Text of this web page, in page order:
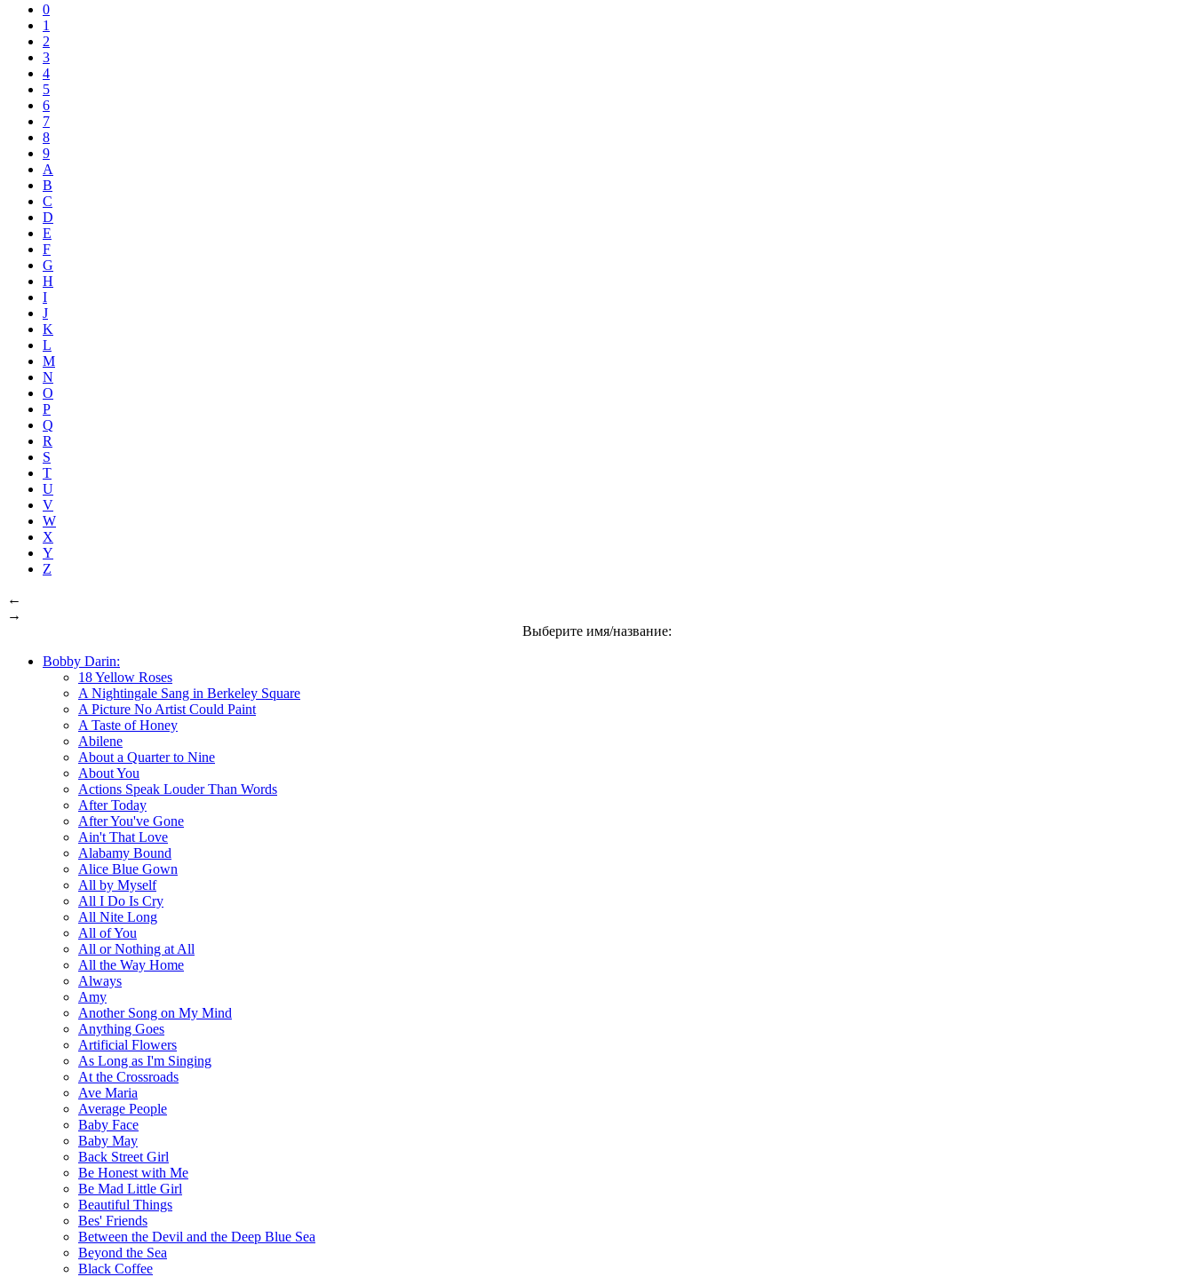
0
1
2
3
4
5
6
7
8
9
A
B
C
D
E
F
G
H
I
J
K
L
M
N
O
P
Q
R
S
T
U
V
W
X
Y
Z
←
→
Выберите имя/название:
Bobby Darin:
18 Yellow Roses
A Nightingale Sang in Berkeley Square
A Picture No Artist Could Paint
A Taste of Honey
Abilene
About a Quarter to Nine
About You
Actions Speak Louder Than Words
After Today
After You've Gone
Ain't That Love
Alabamy Bound
Alice Blue Gown
All by Myself
All I Do Is Cry
All Nite Long
All of You
All or Nothing at All
All the Way Home
Always
Amy
Another Song on My Mind
Anything Goes
Artificial Flowers
As Long as I'm Singing
At the Crossroads
Ave Maria
Average People
Baby Face
Baby May
Back Street Girl
Be Honest with Me
Be Mad Little Girl
Beautiful Things
Bes' Friends
Between the Devil and the Deep Blue Sea
Beyond the Sea
Black Coffee